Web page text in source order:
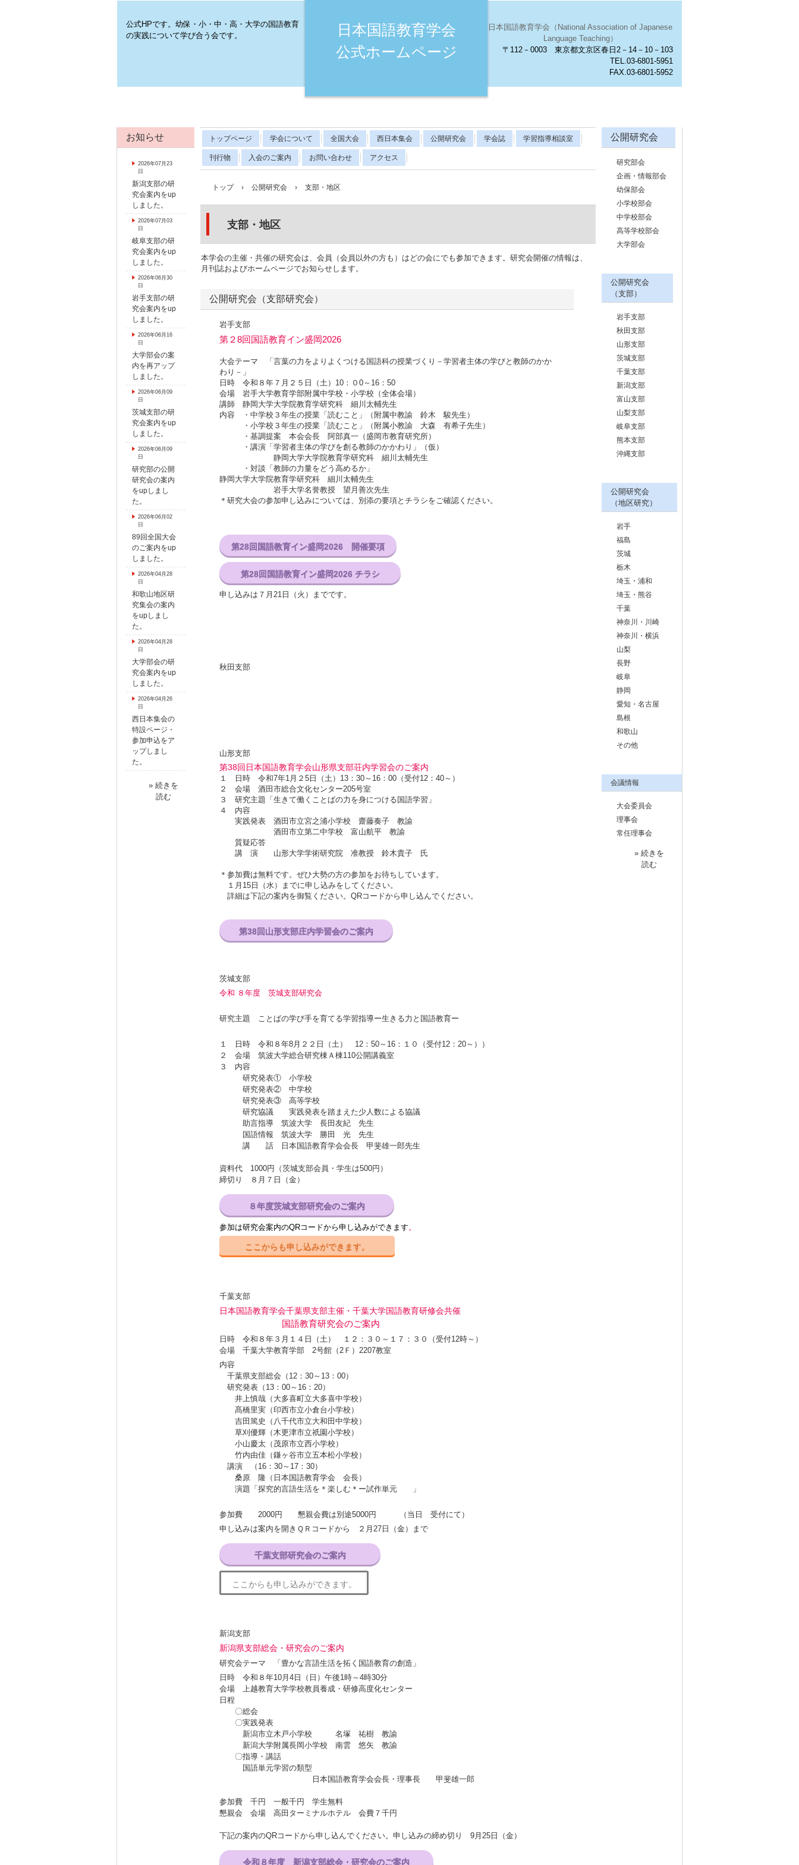
日本国語教育学会
公式ホームページ
公式HPです。幼保・小・中・高・大学の国語教育
の実践について学び合う会です。
日本国語教育学会（National Association of Japanese
Language Teaching）
〒112－0003 東京都文京区春日2－14－10－103
TEL.03-6801-5951
FAX.03-6801-5952
トップページ 学会について 全国大会 西日本集会 公開研究会 学会誌 学習指導相談室
刊行物 入会のご案内 お問い合わせ アクセス
トップ › 公開研究会 › 支部・地区
支部・地区
本学会の主催・共催の研究会は、会員（会員以外の方も）はどの会にでも参加できます。研究会開催の情報は、
月刊誌およびホームページでお知らせします。
公開研究会（支部研究会）
岩手支部
第２8回国語教育イン盛岡2026
大会テーマ 「言葉の力をよりよくつける国語科の授業づくり－学習者主体の学びと教師のかか
わり－」
日時 令和８年７月２５日（土）10：０0～16：50
会場 岩手大学教育学部附属中学校・小学校（全体会場）
講師 静岡大学大学院教育学研究科 細川太輔先生
内容 ・中学校３年生の授業「読むこと」（附属中教諭 鈴木 駿先生）
・小学校３年生の授業「読むこと」（附属小教諭 大森 有希子先生）
・基調提案 本会会長 阿部真一（盛岡市教育研究所）
・講演「学習者主体の学びを創る教師のかかわり」（仮）
静岡大学大学院教育学研究科 細川太輔先生
・対談「教師の力量をどう高めるか」
静岡大学大学院教育学研究科 細川太輔先生
岩手大学名誉教授 望月善次先生
＊研究大会の参加申し込みについては、別添の要項とチラシをご確認ください。
第28回国語教育イン盛岡2026 開催要項
第28回国語教育イン盛岡2026 チラシ
申し込みは７月21日（火）までです。
秋田支部
山形支部
第38回日本国語教育学会山形県支部荘内学習会のご案内
１ 日時 令和7年1月２5日（土）13：30～16：00（受付12：40～）
２ 会場 酒田市総合文化センター205号室
３ 研究主題「生きて働くことばの力を身につける国語学習」
４ 内容
実践発表 酒田市立宮之浦小学校 齋藤奏子 教諭
酒田市立第二中学校 富山航平 教諭
質疑応答
講 演 山形大学学術研究院 准教授 鈴木貴子 氏
＊参加費は無料です。ぜひ大勢の方の参加をお待ちしています。
１月15日（水）までに申し込みをしてください。
詳細は下記の案内を御覧ください。QRコードから申し込んでください。
第38回山形支部庄内学習会のご案内
茨城支部
令和 ８年度 茨城支部研究会
研究主題 ことばの学び手を育てる学習指導ー生きる力と国語教育ー
１ 日時 令和８年8月２２日（土） 12：50～16：１０（受付12：20～））
２ 会場 筑波大学総合研究棟Ａ棟110公開講義室
３ 内容
研究発表① 小学校
研究発表② 中学校
研究発表③ 高等学校
研究協議 実践発表を踏まえた少人数による協議
助言指導 筑波大学 長田友紀 先生
国語情報 筑波大学 勝田 光 先生
講 話 日本国語教育学会会長 甲斐雄一郎先生
資料代 1000円（茨城支部会員・学生は500円）
締切り ８月７日（金）
８年度茨城支部研究会のご案内
参加は研究会案内のQRコードから申し込みができます。
ここからも申し込みができます。
千葉支部
日本国語教育学会千葉県支部主催・千葉大学国語教育研修会共催
国語教育研究会のご案内
日時 令和８年３月１４日（土） １２：３０～１７：３０（受付12時～）
会場 千葉大学教育学部 2号館（2Ｆ）2207教室
内容
千葉県支部総会（12：30～13：00）
研究発表（13：00～16：20）
井上慎哉（大多喜町立大多喜中学校）
髙橋里実（印西市立小倉台小学校）
吉田篤史（八千代市立大和田中学校）
草刈優輝（木更津市立祇園小学校）
小山慶太（茂原市立西小学校）
竹内由佳（鎌ヶ谷市立五本松小学校）
講演 （16：30～17：30）
桑原 隆（日本国語教育学会 会長）
演題「探究的言語生活を＊楽しむ＊ー試作単元 」
参加費 2000円 懇親会費は別途5000円 （当日 受付にて）
申し込みは案内を開きＱＲコードから ２月27日（金）まで
千葉支部研究会のご案内
ここからも申し込みができます。
新潟支部
新潟県支部総会・研究会のご案内
研究会テーマ 「豊かな言語生活を拓く国語教育の創造」
日時 令和８年10月4日（日）午後1時～4時30分
会場 上越教育大学学校教員養成・研修高度化センター
日程
〇総会
〇実践発表
新潟市立木戸小学校 名塚 祐樹 教諭
新潟大学附属長岡小学校 南雲 悠矢 教諭
〇指導・講話
国語単元学習の類型
日本国語教育学会会長・理事長 甲斐雄一郎
参加費 千円 一般千円 学生無料
懇親会 会場 高田ターミナルホテル 会費７千円
下記の案内のQRコードから申し込んでください。申し込みの締め切り 9月25日（金）
令和８年度 新潟支部総会・研究会のご案内
お知らせ
2026年07月23
日
新潟支部の研
究会案内をup
しました。
2026年07月03
日
岐阜支部の研
究会案内をup
しました。
2026年06月30
日
岩手支部の研
究会案内をup
しました。
2026年06月16
日
大学部会の案
内を再アップ
しました。
2026年06月09
日
茨城支部の研
究会案内をup
しました。
2026年06月09
日
研究部の公開
研究会の案内
をupしまし
た。
2026年06月02
日
89回全国大会
のご案内をup
しました。
2026年04月28
日
和歌山地区研
究集会の案内
をupしまし
た。
2026年04月28
日
大学部会の研
究会案内をup
しました。
2026年04月26
日
西日本集会の
特設ページ・
参加申込をア
ップしまし
た。
» 続きを
読む
公開研究会
研究部会
企画・情報部会
幼保部会
小学校部会
中学校部会
高等学校部会
大学部会
公開研究会
（支部）
岩手支部
秋田支部
山形支部
茨城支部
千葉支部
新潟支部
富山支部
山梨支部
岐阜支部
熊本支部
沖縄支部
公開研究会
（地区研究）
岩手
福島
茨城
栃木
埼玉・浦和
埼玉・熊谷
千葉
神奈川・川崎
神奈川・横浜
山梨
長野
岐阜
静岡
愛知・名古屋
島根
和歌山
その他
会議情報
大会委員会
理事会
常任理事会
» 続きを
読む